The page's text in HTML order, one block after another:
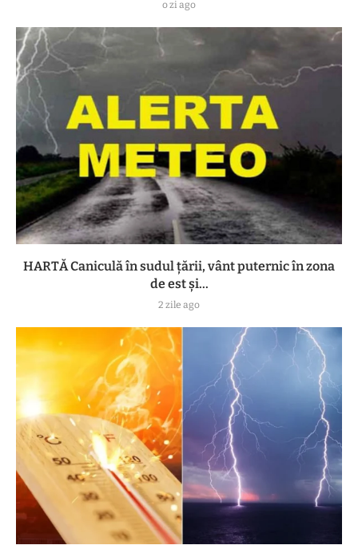
o zi ago
HARTĂ Caniculă în sudul țării, vânt puternic în zona
de est și...
2 zile ago